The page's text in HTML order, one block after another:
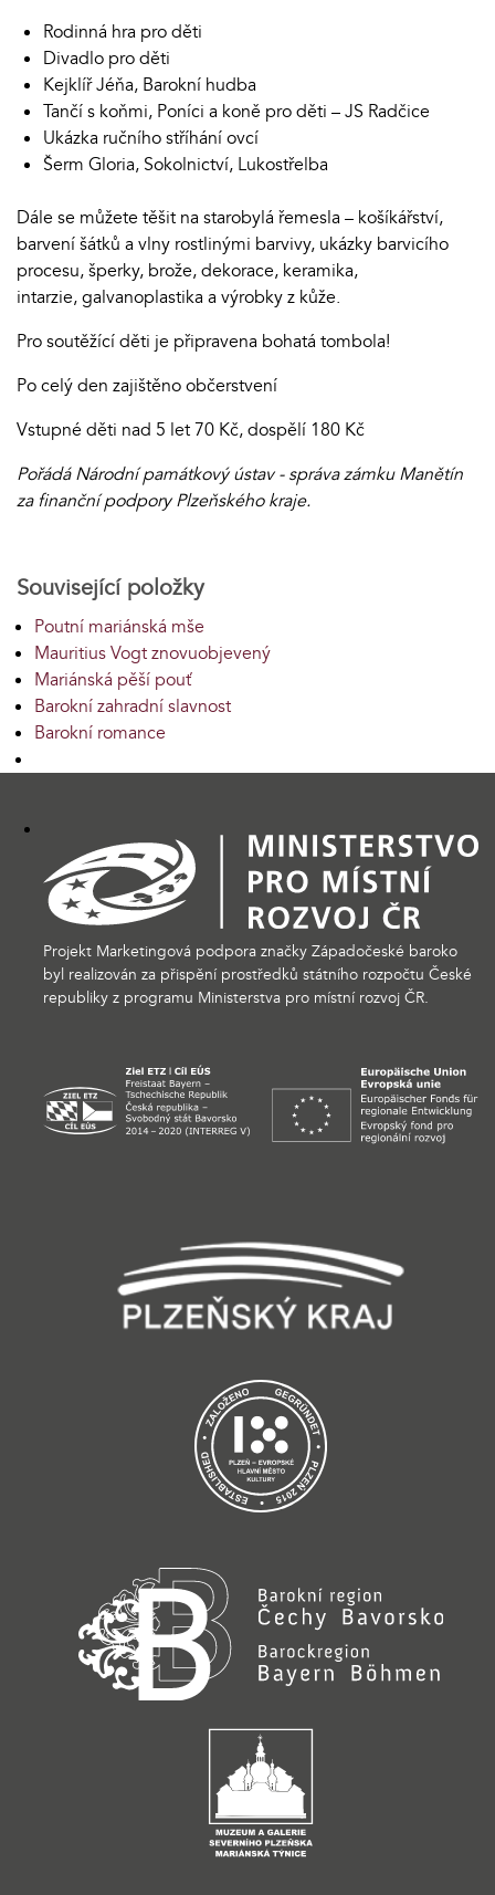
Rodinná hra pro děti
Divadlo pro děti
Kejklíř Jéňa, Barokní hudba
Tančí s koňmi, Poníci a koně pro děti – JS Radčice
Ukázka ručního stříhání ovcí
Šerm Gloria, Sokolnictví, Lukostřelba
Dále se můžete těšit na starobylá řemesla – košíkářství,
barvení šátků a vlny rostlinými barvivy, ukázky barvicího
procesu, šperky, brože, dekorace, keramika,
intarzie, galvanoplastika a výrobky z kůže.
Pro soutěžící děti je připravena bohatá tombola!
Po celý den zajištěno občerstvení
Vstupné děti nad 5 let 70 Kč, dospělí 180 Kč
Pořádá Národní památkový ústav - správa zámku Manětín
za finanční podpory Plzeňského kraje.
Související položky
Poutní mariánská mše
Mauritius Vogt znovuobjevený
Mariánská pěší pouť
Barokní zahradní slavnost
Barokní romance
Projekt Marketingová podpora značky Západočeské baroko
byl realizován za přispění prostředků státního rozpočtu České
republiky z programu Ministerstva pro místní rozvoj ČR.